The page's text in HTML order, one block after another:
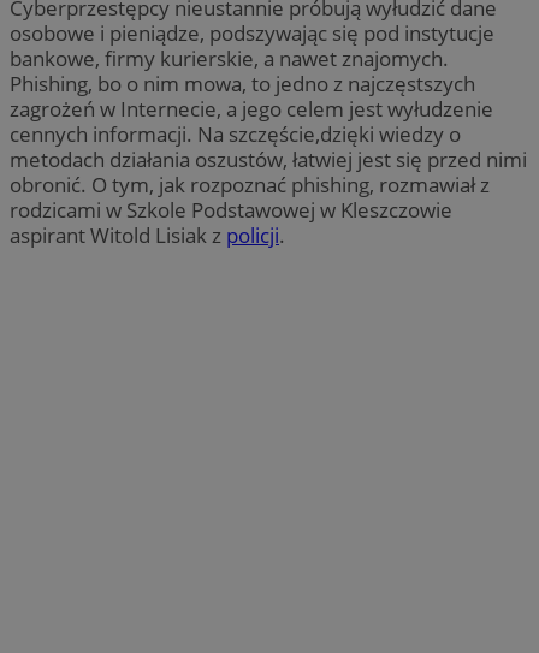
Cyberprzestępcy nieustannie próbują wyłudzić dane
osobowe i pieniądze, podszywając się pod instytucje
bankowe, firmy kurierskie, a nawet znajomych.
Phishing, bo o nim mowa, to jedno z najczęstszych
zagrożeń w Internecie, a jego celem jest wyłudzenie
cennych informacji. Na szczęście,dzięki wiedzy o
metodach działania oszustów, łatwiej jest się przed nimi
obronić. O tym, jak rozpoznać phishing, rozmawiał z
rodzicami w Szkole Podstawowej w Kleszczowie
aspirant Witold Lisiak z policji.